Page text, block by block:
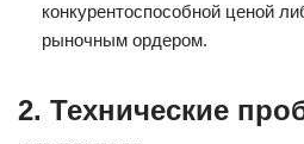
конкурентоспособной ценой
рыночным ордером.
2. Технические